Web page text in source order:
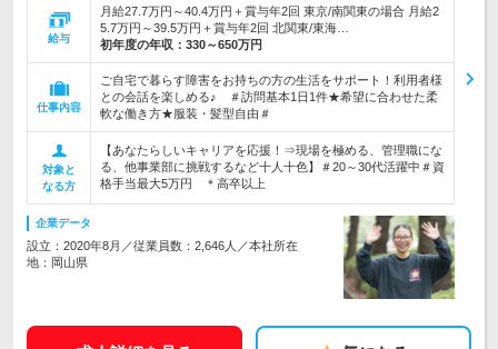
給与
月給27.7万円～40.4万円＋賞与年2回 東京/南関東の場合 月給2
5.7万円～39.5万円＋賞与年2回 北関東/東海…
初年度の年収： 330～650万円
仕事内容
ご自宅で暮らす障害をお持ちの方の生活をサポート！利用者様
との会話を楽しめる♪ ＃訪問基本1日1件★希望に合わせた柔
軟な働き方★服装・髪型自由＃
対象と
なる方
【あなたらしいキャリアを応援！⇒現場を極める、管理職にな
る、他事業部に挑戦するなど十人十色】＃20～30代活躍中＃資
格手当最大5万円 ＊高卒以上
企業データ
設立：2020年8月／従業員数：2,646人／本社所在
地：岡山県